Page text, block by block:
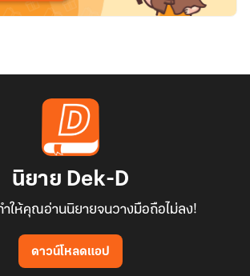
นิยาย Dek-D
ให้คุณอ่านนิยายจนวางมือถือไม่ลง!
ดาวน์โหลดแอป